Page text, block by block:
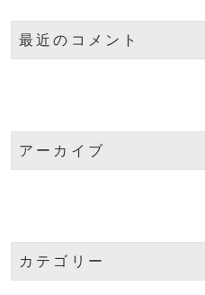
最近のコメント
アーカイブ
カテゴリー